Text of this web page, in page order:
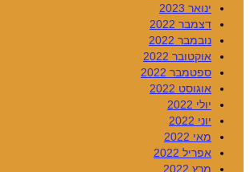
ינואר 2023
דצמבר 2022
נובמבר 2022
אוקטובר 2022
ספטמבר 2022
אוגוסט 2022
יולי 2022
יוני 2022
מאי 2022
אפריל 2022
מרץ 2022